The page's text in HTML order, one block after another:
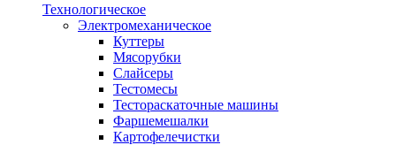
Технологическое
Электромеханическое
Куттеры
Мясорубки
Слайсеры
Тестомесы
Тестораскаточные машины
Фаршемешалки
Картофелечистки